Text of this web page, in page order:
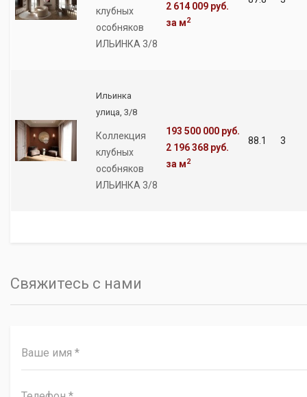
клубных
особняков
ИЛЬИНКА 3/8
2 614 009 руб.
за м2
Ильинка
улица, 3/8
Коллекция
клубных
особняков
ИЛЬИНКА 3/8
193 500 000 руб.
2 196 368 руб.
за м2
88.1 3
Свяжитесь с нами